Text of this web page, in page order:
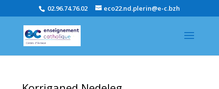
02.96.74.76.02 eco22.nd.plerin@e-c.bzh